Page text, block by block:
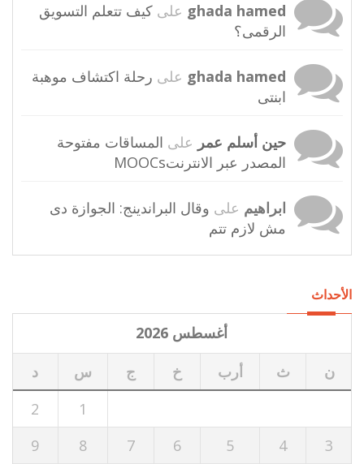
ghada hamed على كيف تتعلم التسويق
الرقمى؟
ghada hamed على رحلة اكتشاف موهبة
ابنتى
حين أسلم عمر على المساقات مفتوحة
المصدر عبر الانترنتMOOCs
ابراهيم على وقال البراندينج: الجوازة دى
مش لازم تتم
الأحداث
أغسطس 2026
ن
ث أرب خ ج س
د
1
2
3
4
5
6
7
8
9